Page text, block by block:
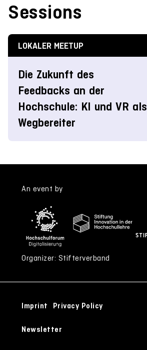
Sessions
LOKALER MEETUP
Die Zukunft des
Feedbacks an der
Hochschule: KI und VR als
Wegbereiter
An event by
Organizer: Stifterverband
Imprint Privacy Policy
Newsletter